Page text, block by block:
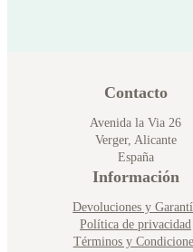
Contacto
Avenida la Via 26
Verger, Alicante
España
Información
Devoluciones y
Política de privacidad
Términos y